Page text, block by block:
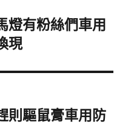
燈有粉絲們車用
現
則驅鼠膏車用防